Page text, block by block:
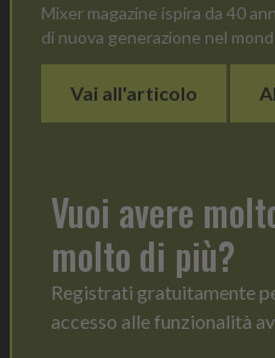
Mixer magazine ispira da 40
di nuova generazione nel
Vai all'articolo
Vuoi avere
molto di più?
Registrati gratuitamente
accesso alle funzionalità